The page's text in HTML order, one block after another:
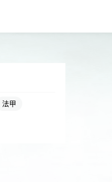
法甲